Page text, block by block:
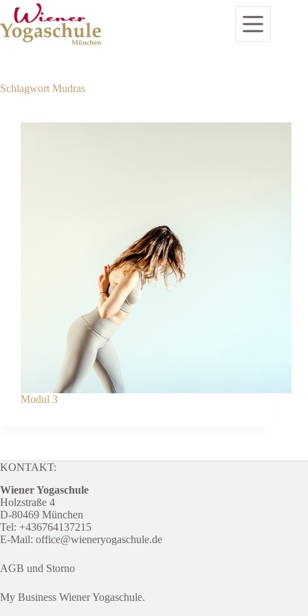
Zum
Inhalt
springen
Schlagwort Mudras
Modul 3
KONTAKT:
Wiener Yogaschule
Holzstraße 4
D-80469 München
Tel: +436764137215
E-Mail: office@wieneryogaschule.de
AGB und Storno
My Business Wiener Yogaschule.